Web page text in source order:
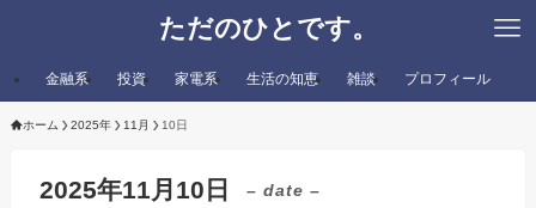
ただのひとです。
金融系 投資 家電系 生活の知恵 雑談 プロフィール
ホーム 2025年 11月 10日
2025年11月10日 – date –